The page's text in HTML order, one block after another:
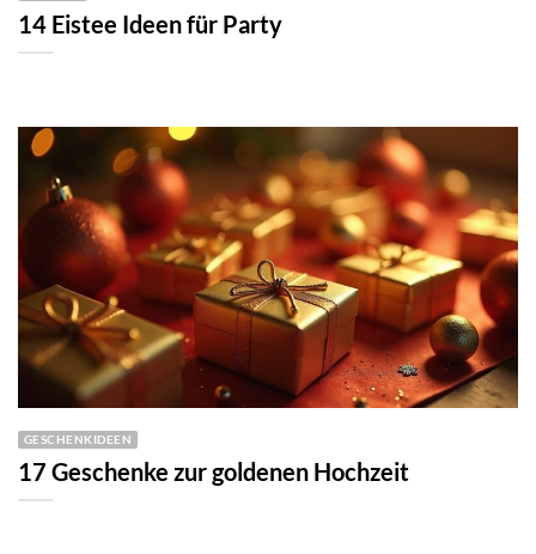
14 Eistee Ideen für Party
GESCHENKIDEEN
17 Geschenke zur goldenen Hochzeit